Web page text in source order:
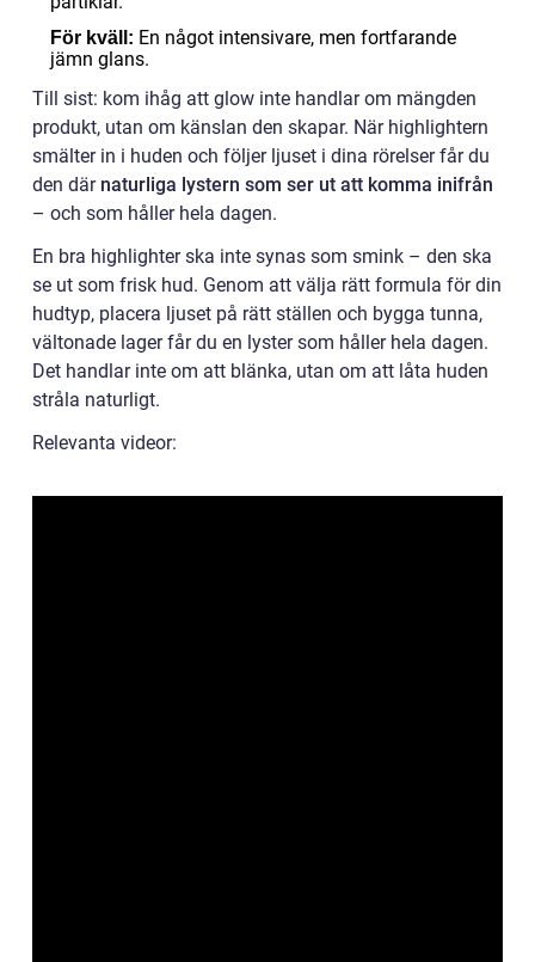
För kväll: En något intensivare, men fortfarande
jämn glans.
Till sist: kom ihåg att glow inte handlar om mängden
produkt, utan om känslan den skapar. När highlightern
smälter in i huden och följer ljuset i dina rörelser får du
den där naturliga lystern som ser ut att komma inifrån
– och som håller hela dagen.
En bra highlighter ska inte synas som smink – den ska
se ut som frisk hud. Genom att välja rätt formula för din
hudtyp, placera ljuset på rätt ställen och bygga tunna,
vältonade lager får du en lyster som håller hela dagen.
Det handlar inte om att blänka, utan om att låta huden
stråla naturligt.
Relevanta videor: